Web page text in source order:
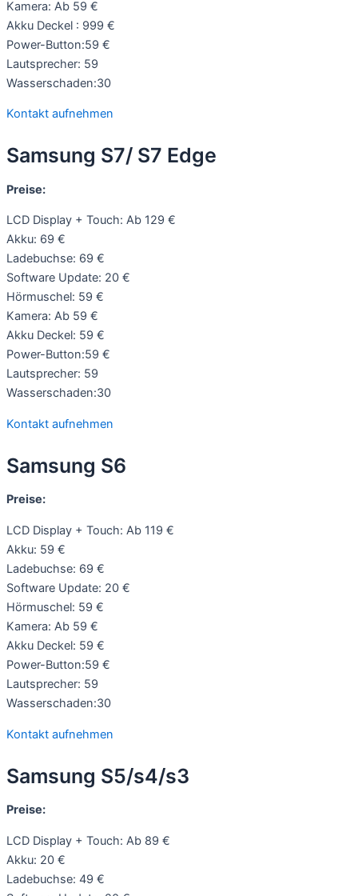
Kamera: Ab 59 €
Akku Deckel : 999 €
Power-Button:59 €
Lautsprecher: 59
Wasserschaden:30
Kontakt aufnehmen
Samsung S7/ S7 Edge
Preise:
LCD Display + Touch: Ab 129 €
Akku: 69 €
Ladebuchse: 69 €
Software Update: 20 €
Hörmuschel: 59 €
Kamera: Ab 59 €
Akku Deckel: 59 €
Power-Button:59 €
Lautsprecher: 59
Wasserschaden:30
Kontakt aufnehmen
Samsung S6
Preise:
LCD Display + Touch: Ab 119 €
Akku: 59 €
Ladebuchse: 69 €
Software Update: 20 €
Hörmuschel: 59 €
Kamera: Ab 59 €
Akku Deckel: 59 €
Power-Button:59 €
Lautsprecher: 59
Wasserschaden:30
Kontakt aufnehmen
Samsung S5/s4/s3
Preise:
LCD Display + Touch: Ab 89 €
Akku: 20 €
Ladebuchse: 49 €